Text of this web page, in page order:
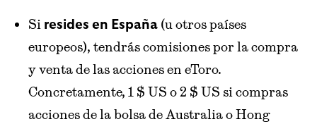
Si resides en España (u otros países
europeos), tendrás comisiones por la compra
y venta de las acciones en eToro.
Concretamente, 1 $ US o 2 $ US si compras
acciones de la bolsa de Australia o Hong